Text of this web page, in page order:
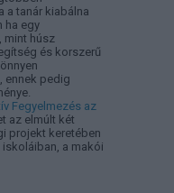
a tanár kiabálna
ha egy
mint húsz
és korszerű
ennek pedig
Fegyelmezés az
az elmúlt két
projekt keretében
a makói